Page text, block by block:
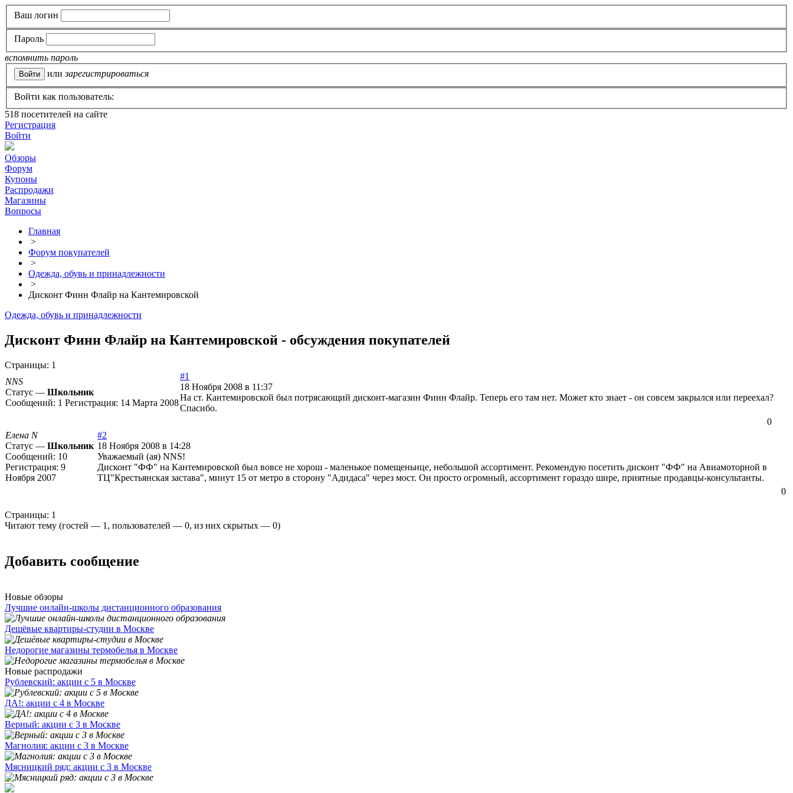
Ваш логин
Пароль
вспомнить пароль
или зарегистрироваться
Войти как пользователь:
518 посетителей на сайте
Регистрация
Войти
Обзоры
Форум
Купоны
Распродажи
Магазины
Вопросы
Главная
>
Форум покупателей
>
Одежда, обувь и принадлежности
>
Дисконт Финн Флайр на Кантемировской
Одежда, обувь и принадлежности
Дисконт Финн Флайр на Кантемировской - обсуждения покупателей
Страницы: 1
NNS
Статус — Школьник
Сообщений: 1 Регистрация: 14 Марта 2008
#1
18 Ноября 2008 в 11:37
На ст. Кантемировской был потрясающий дисконт-магазин Финн Флайр. Теперь его там нет. Может кто знает - он совсем закрылся или переехал?
Спасибо.
0
Елена N
Статус — Школьник
Сообщений: 10
Регистрация: 9
Ноября 2007
#2
18 Ноября 2008 в 14:28
Уважаемый (ая) NNS!
Дисконт "ФФ" на Кантемировской был вовсе не хорош - маленькое помещеньице, небольшой ассортимент. Рекомендую посетить дисконт "ФФ" на Авиамоторной в
ТЦ"Крестьянская застава", минут 15 от метро в сторону "Адидаса" через мост. Он просто огромный, ассортимент гораздо шире, приятные продавцы-консультанты.
0
Страницы: 1
Читают тему (гостей — 1 , пользователей — 0, из них скрытых — 0)
Добавить сообщение
Новые обзоры
Лучшие онлайн-школы дистанционного образования
Дешёвые квартиры-студии в Москве
Недорогие магазины термобелья в Москве
Новые распродажи
Рублевский: акции с 5 в Москве
ДА!: акции с 4 в Москве
Верный: акции с 3 в Москве
Магнолия: акции с 3 в Москве
Мясницкий ряд: акции с 3 в Москве